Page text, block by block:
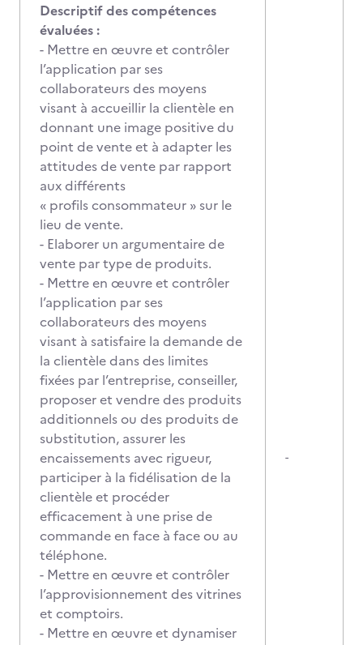
Descriptif des compétences
évaluées :
- Mettre en œuvre et contrôler
l’application par ses
collaborateurs des moyens
visant à accueillir la clientèle en
donnant une image positive du
point de vente et à adapter les
attitudes de vente par rapport
aux différents
« profils consommateur » sur le
lieu de vente.
- Elaborer un argumentaire de
vente par type de produits.
- Mettre en œuvre et contrôler
l’application par ses
collaborateurs des moyens
visant à satisfaire la demande de
la clientèle dans des limites
fixées par l’entreprise, conseiller,
proposer et vendre des produits
additionnels ou des produits de
substitution, assurer les
encaissements avec rigueur,
participer à la fidélisation de la
clientèle et procéder
efficacement à une prise de
commande en face à face ou au
téléphone.
- Mettre en œuvre et contrôler
l’approvisionnement des vitrines
et comptoirs.
- Mettre en œuvre et dynamiser
-